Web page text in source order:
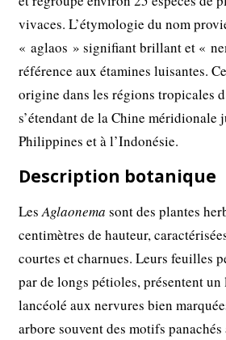
vivaces. L’étymologie du nom
« aglaos » signifiant brillant et «
référence aux étamines luisantes.
origine dans les régions tropicales
s’étendant de la Chine méridionale
Philippines et à l’Indonésie.
Description botanique
LesAglaonema sont des plantes
centimètres de hauteur,
courtes et charnues. Leurs feuilles
par de longs pétioles, présentent
lancéolé aux nervures bien
arbore souvent des motifs